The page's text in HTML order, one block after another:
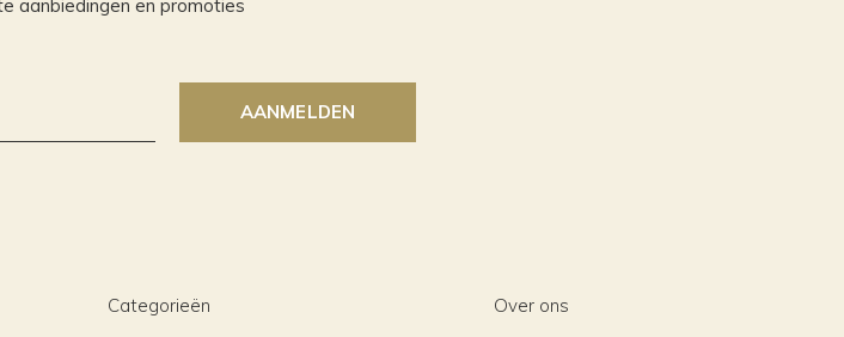
aanbiedingen en promoties
AANMELDEN
Categorieën Over ons